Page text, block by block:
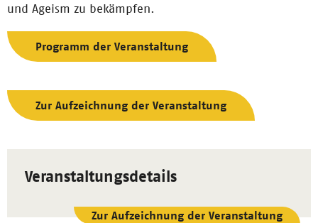
und Ageism zu bekämpfen.
Programm der Veranstaltung
Zur Aufzeichnung der Veranstaltung
Veranstaltungsdetails
Zur Aufzeichnung der Veranstaltung